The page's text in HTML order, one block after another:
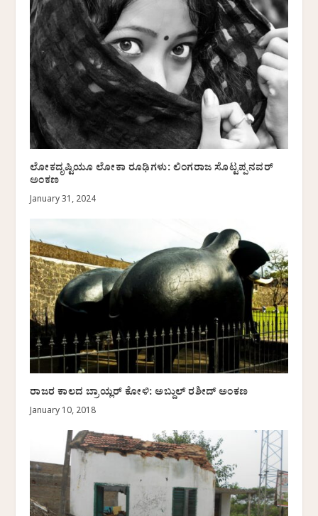
ಲೋಕದೃಷ್ಟಿಯೂ ಲೋಕಾ ರೂಢಿಗಳು: ಲಿಂಗರಾಜ ಸೊಟ್ಟಪ್ಪನವರ್‌
ಅಂಕಣ
January 31, 2024
ರಾಜರ ಕಾಲದ ಬ್ರಾಯ್ಲರ್ ಕೋಳಿ: ಅಬ್ದುಲ್ ರಶೀದ್ ಅಂಕಣ
January 10, 2018